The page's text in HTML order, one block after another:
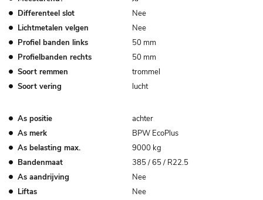
Differenteel slot
Nee
Lichtmetalen velgen
Nee
Profiel banden links
50 mm
Profielbanden rechts
50 mm
Soort remmen
trommel
Soort vering
lucht
As positie
achter
As merk
BPW EcoPlus
As belasting max.
9000 kg
Bandenmaat
385 / 65 / R22.5
As aandrijving
Nee
Liftas
Nee